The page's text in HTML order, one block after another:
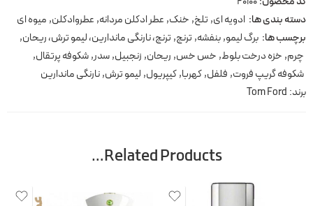
دسته بندی ها: ادویه ای, تلخ, خنک, عطر ادکلن مردانه, عطروادکلن, میوه ای
برچسب ها: برگ لیمو,بنفشه, ترنج, ترنج، نارنگی ماندارین، لیمو ترش، ریحان,
چرم, خزه درخت بلوط, خس خس, ریحان, زنجبیل,سدر,شکوفه پرتقال,
شکوفه گریپ فروت, فلفل,کهربا,کیپریول, لیمو ترش,نارنگی ماندارین
برند: Tom Ford
Related Products…